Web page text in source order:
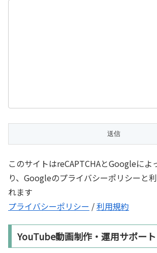
このサイトはreCAPTCHAとGoogleによ
り、Googleのプライバシーポリシーと
れます
プライバシーポリシー /利用規約
YouTube動画制作・運用サポート